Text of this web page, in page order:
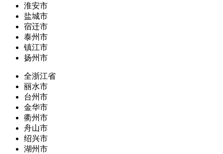
淮安市
盐城市
宿迁市
泰州市
镇江市
扬州市
全浙江省
丽水市
台州市
金华市
衢州市
舟山市
绍兴市
湖州市